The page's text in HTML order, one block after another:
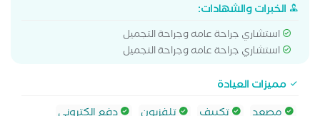
الخبرات والشهادات:
استشاري جراحة عامه وجراحة التجميل
استشاري جراحة عامه وجراحة التجميل
مميزات العيادة